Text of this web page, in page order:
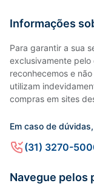
Informações
Para garantir a sua
exclusivamente pelo
reconhecemos e
utilizam
compras em sites
Em caso de
(31) 3270-
Navegue pelos